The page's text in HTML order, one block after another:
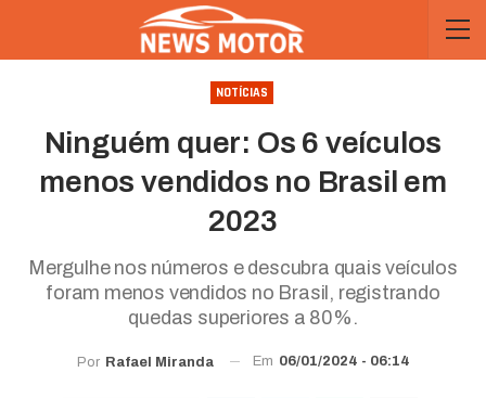
NOTÍCIAS
Ninguém quer: Os 6 veículos
menos vendidos no Brasil em
2023
Mergulhe nos números e descubra quais veículos
foram menos vendidos no Brasil, registrando
quedas superiores a 80%.
Por Rafael Miranda Em 06/01/2024 - 06:14